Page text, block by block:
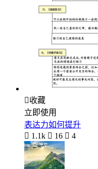
收藏
立即使用
表达力如何提升
 1.1k  16  4